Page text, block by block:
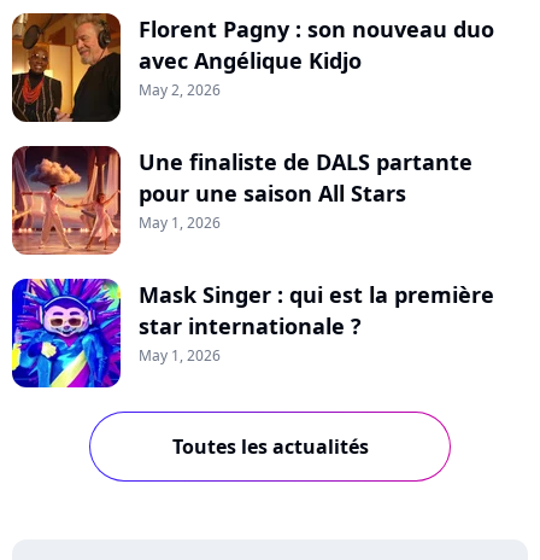
Florent Pagny : son nouveau duo
avec Angélique Kidjo
May 2, 2026
Une finaliste de DALS partante
pour une saison All Stars
May 1, 2026
Mask Singer : qui est la première
star internationale ?
May 1, 2026
Toutes les actualités